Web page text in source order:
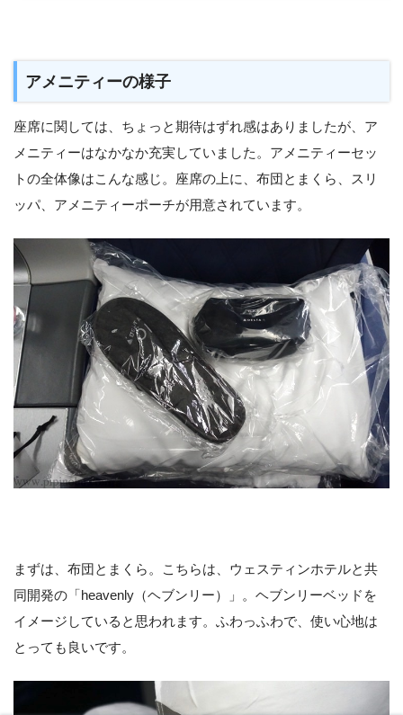
アメニティーの様子
座席に関しては、ちょっと期待はずれ感はありましたが、ア
メニティーはなかなか充実していました。アメニティーセッ
トの全体像はこんな感じ。座席の上に、布団とまくら、スリ
ッパ、アメニティーポーチが用意されています。
まずは、布団とまくら。こちらは、ウェスティンホテルと共
同開発の「heavenly（ヘブンリー）」。ヘブンリーベッドを
イメージしていると思われます。ふわっふわで、使い心地は
とっても良いです。